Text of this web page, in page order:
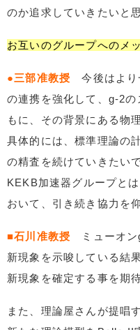
のか追求していきたいと
お互いのグループへのメ
●三部准教授 今後はより
の連携を強化して、g-2の
もに、その背景にある物
具体的には、標準理論の
の精査を続けていきたい
KEKB加速器グループと
おいて、引き続き協力を
■石川准教授 ミューオン
新現象を示唆している結
新現象を確定する事を期
また、理論屋さんが提唱